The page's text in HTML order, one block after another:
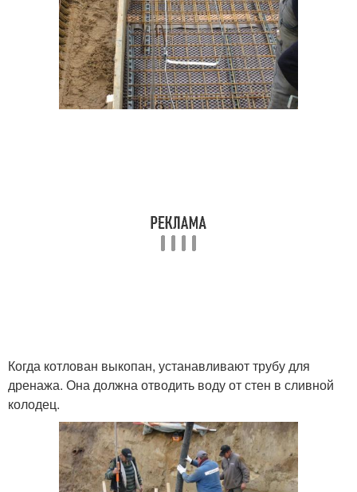
Когда котлован выкопан, устанавливают трубу для
дренажа. Она должна отводить воду от стен в сливной
колодец.